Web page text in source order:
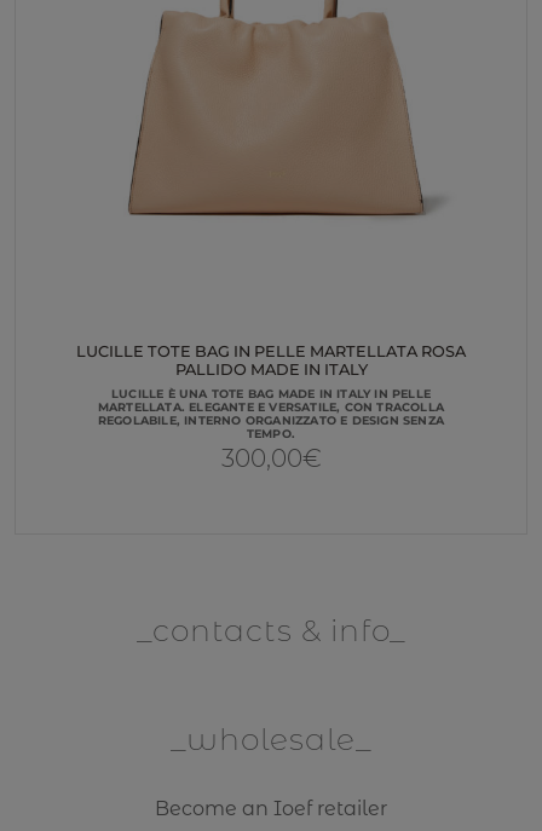
LUCILLE TOTE BAG IN PELLE MARTELLATA ROSA
PALLIDO MADE IN ITALY
LUCILLE È UNA TOTE BAG MADE IN ITALY IN PELLE
MARTELLATA. ELEGANTE E VERSATILE, CON TRACOLLA
REGOLABILE, INTERNO ORGANIZZATO E DESIGN SENZA
TEMPO.
300,00€
contacts & info
wholesale
Become an Ioef retailer